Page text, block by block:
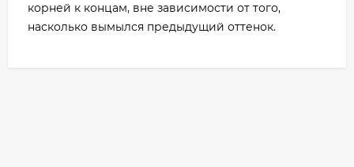
корней к концам, вне зависимости от того,
насколько вымылся предыдущий оттенок.